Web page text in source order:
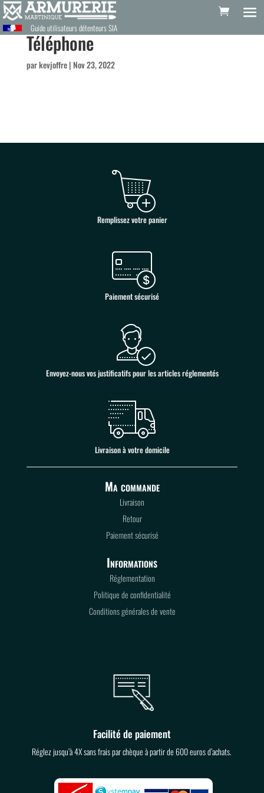
Guide utilisateurs détenteurs SIA
Téléphone
parkevjoffre| Nov 23, 2022
Remplissez votre panier
Paiement sécurisé
Envoyez-nous vos justificatifs pour les articles réglementés
Livraison à votre domicile
Ma commande
Livraison
Retour
Paiement sécurisé
Informations
Réglementation
Politique de confidentialité
Conditions générales de vente
Facilité de paiement
Réglez jusqu’à 4X sans frais par chèque à partir de 600 euros d’achats.